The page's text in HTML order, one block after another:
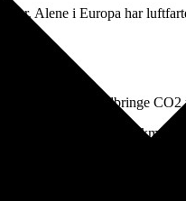
Alene i Europa har
i tide til at nedbringe CO2
flyruter under 1.000 km.
for luftfart er